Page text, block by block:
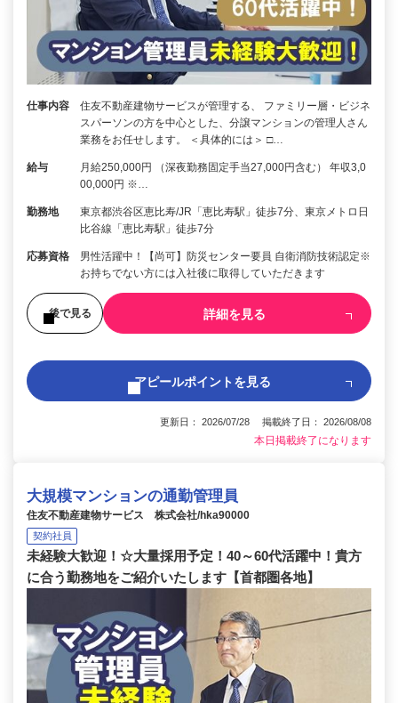
仕事内容
住友不動産建物サービスが管理する、 ファミリー層・ビジネ
スパーソンの方を中心とした、分譲マンションの管理人さん
業務をお任せします。 ＜具体的には＞ □…
給与
月給250,000円 （深夜勤務固定手当27,000円含む） 年収3,0
00,000円 ※…
勤務地
東京都渋谷区恵比寿/JR「恵比寿駅」徒歩7分、東京メトロ日
比谷線「恵比寿駅」徒歩7分
応募資格
男性活躍中！【尚可】防災センター要員 自衛消防技術認定※
お持ちでない方には入社後に取得していただきます
後で見る 詳細を見る
アピールポイントを見る
更新日： 2026/07/28 掲載終了日： 2026/08/08
本日掲載終了になります
大規模マンションの通勤管理員
住友不動産建物サービス 株式会社/hka90000
契約社員
未経験大歓迎！☆大量採用予定！40～60代活躍中！貴方
に合う勤務地をご紹介いたします【首都圏各地】